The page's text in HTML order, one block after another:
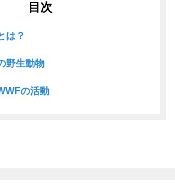
目次
は？
野生動物
の活動